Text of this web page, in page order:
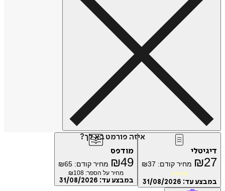
איזה פורמט בא לך?
דיגיטלי
₪27 מחיר קודם: ₪37
מועדון
במבצע עד: 31/08/2026
מודפס
₪49 מחיר קודם: ₪65
מחיר על הספר: ₪ 108
במבצע עד: 31/08/2026